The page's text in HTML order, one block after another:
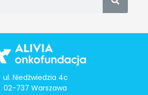
ul. Niedźwiedzia 4c
02-737 Warszawa